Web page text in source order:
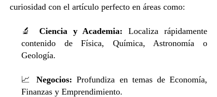
curiosidad con el artículo perfecto en áreas como:
🔬 Ciencia y Academia: Localiza rápidamente
contenido de Física, Química, Astronomía o
Geología.
📈Negocios: Profundiza en temas de Economía,
Finanzas y Emprendimiento.